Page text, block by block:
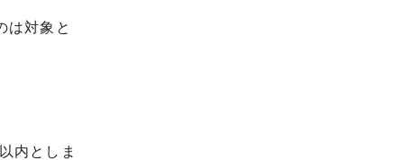
は対象と
内としま